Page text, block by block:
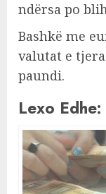
ndërsa po
Bashkë me
valutat e
paundi.
Lexo Edhe: